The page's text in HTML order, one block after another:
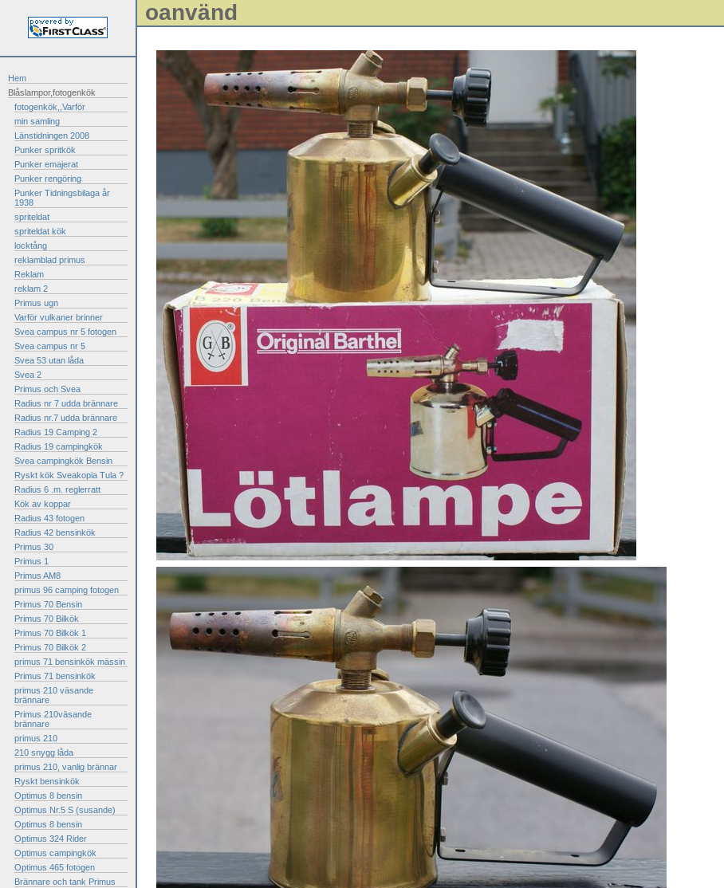
Hem
Blåslampor,fotogenkök
fotogenkök,,Varför
min samling
Länstidningen 2008
Punker spritkök
Punker emajerat
Punker rengöring
Punker Tidningsbilaga år
1938
spriteldat
spriteldat kök
locktång
reklamblad primus
Reklam
reklam 2
Primus ugn
Varför vulkaner brinner
Svea campus nr 5 fotogen
Svea campus nr 5
Svea 53 utan låda
Svea 2
Primus och Svea
Radius nr 7 udda brännare
Radius nr.7 udda brännare
Radius 19 Camping 2
Radius 19 campingkök
Svea campingkök Bensin
Ryskt kök Sveakopia Tula ?
Radius 6 .m. reglerratt
Kök av koppar
Radius 43 fotogen
Radius 42 bensinkök
Primus 30
Primus 1
Primus AM8
primus 96 camping fotogen
Primus 70 Bensin
Primus 70 Bilkök
Primus 70 Bilkök 1
Primus 70 Bilkök 2
primus 71 bensinkök mässin
Primus 71 bensinkök
primus 210 väsande
brännare
Primus 210väsande
brännare
primus 210
210 snygg låda
primus 210, vanlig brännar
Ryskt bensinkök
Optimus 8 bensin
Optimus Nr.5 S (susande)
Optimus 8 bensin
Optimus 324 Rider
Optimus campingkök
Optimus 465 fotogen
Brännare och tank Primus
oanvänd